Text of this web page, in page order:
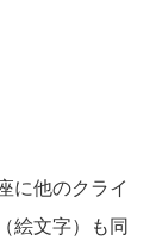
に他のクライ
絵文字）も同